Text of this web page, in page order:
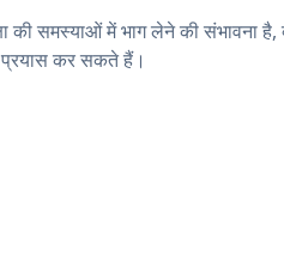
समस्याओं में भाग लेने की संभावना है,
प्रयास कर सकते हैं।